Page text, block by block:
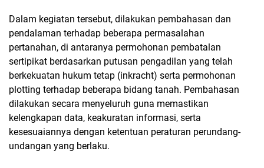
Dalam kegiatan tersebut, dilakukan pembahasan dan
pendalaman terhadap beberapa permasalahan
pertanahan, di antaranya permohonan pembatalan
sertipikat berdasarkan putusan pengadilan yang telah
berkekuatan hukum tetap (inkracht) serta permohonan
plotting terhadap beberapa bidang tanah. Pembahasan
dilakukan secara menyeluruh guna memastikan
kelengkapan data, keakuratan informasi, serta
kesesuaiannya dengan ketentuan peraturan perundang-
undangan yang berlaku.